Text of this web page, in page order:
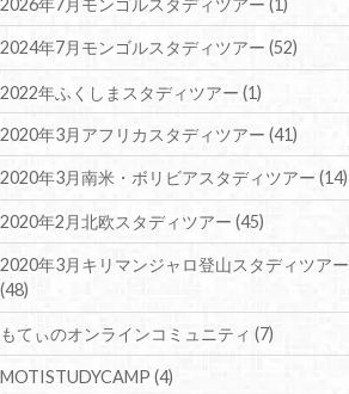
2026年7月モンゴルスタディツアー(1)
2024年7月モンゴルスタディツアー(52)
2022年ふくしまスタディツアー(1)
2020年3月アフリカスタディツアー(41)
2020年3月南米・ボリビアスタディツアー(14)
2020年2月北欧スタディツアー(45)
2020年3月キリマンジャロ登山スタディツアー
(48)
もてぃのオンラインコミュニティ(7)
MOTISTUDYCAMP(4)